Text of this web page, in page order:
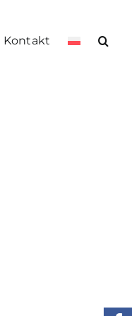
Kontakt